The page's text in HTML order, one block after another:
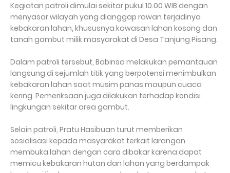
Kegiatan patroli dimulai sekitar pukul 10.00 WIB dengan
menyasar wilayah yang dianggap rawan terjadinya
kebakaran lahan, khususnya kawasan lahan kosong dan
tanah gambut milik masyarakat di Desa Tanjung Pisang.
Dalam patroli tersebut, Babinsa melakukan pemantauan
langsung di sejumlah titik yang berpotensi menimbulkan
kebakaran lahan saat musim panas maupun cuaca
kering. Pemeriksaan juga dilakukan terhadap kondisi
lingkungan sekitar area gambut.
Selain patroli, Pratu Hasibuan turut memberikan
sosialisasi kepada masyarakat terkait larangan
membuka lahan dengan cara dibakar karena dapat
memicu kebakaran hutan dan lahan yang berdampak